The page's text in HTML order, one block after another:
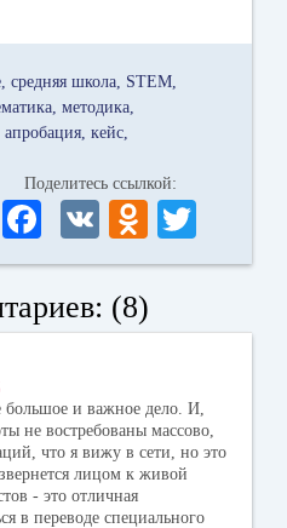
средняя школа STEM
методика
апробация кейс
Поделитесь ссылкой:
Fa
ce
bo
ok
V
K
O
dn
la
ni
ki
wi
r
(8)
и важное дело. И,
не востребованы массово,
что я вижу в сети, но это
лицом к живой
- это отличная
в переводе специального